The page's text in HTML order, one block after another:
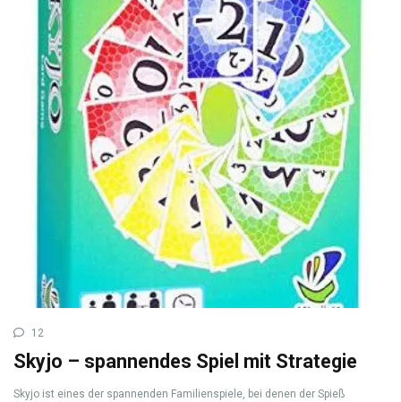
12
Skyjo – spannendes Spiel mit Strategie
Skyjo ist eines der spannenden Familienspiele, bei denen der Spieß